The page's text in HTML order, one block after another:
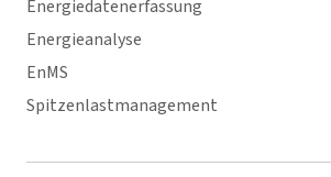
Energiedatenerfassung
Energieanalyse
EnMS
Spitzenlastmanagement